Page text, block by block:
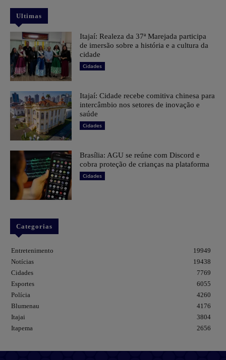
Ultimas
Itajaí: Realeza da 37ª Marejada participa
de imersão sobre a história e a cultura da
cidade
Cidades
Itajaí: Cidade recebe comitiva chinesa para
intercâmbio nos setores de inovação e
saúde
Cidades
Brasília: AGU se reúne com Discord e
cobra proteção de crianças na plataforma
Cidades
Categorias
Entretenimento
19949
Notícias
19438
Cidades
7769
Esportes
6055
Polícia
4260
Blumenau
4176
Itajai
3804
Itapema
2656